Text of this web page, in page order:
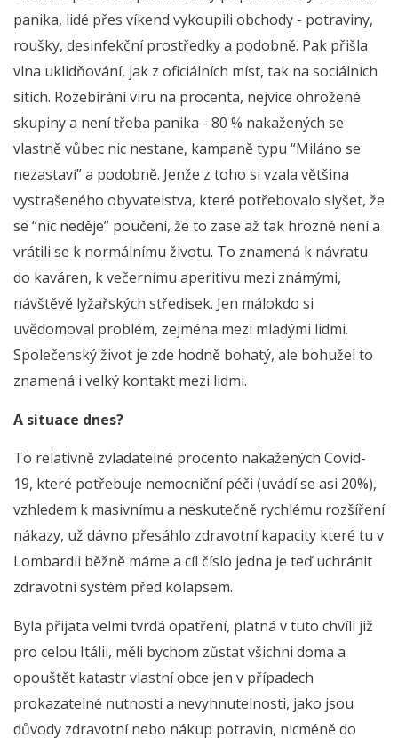
panika, lidé přes víkend vykoupili obchody - potraviny,
roušky, desinfekční prostředky a podobně. Pak přišla
vlna uklidňování, jak z oficiálních míst, tak na sociálních
sítích. Rozebírání viru na procenta, nejvíce ohrožené
skupiny a není třeba panika - 80 % nakažených se
vlastně vůbec nic nestane, kampaně typu “Miláno se
nezastaví” a podobně. Jenže z toho si vzala většina
vystrašeného obyvatelstva, které potřebovalo slyšet, že
se “nic neděje” poučení, že to zase až tak hrozné není a
vrátili se k normálnímu životu. To znamená k návratu
do kaváren, k večernímu aperitivu mezi známými,
návštěvě lyžařských středisek. Jen málokdo si
uvědomoval problém, zejména mezi mladými lidmi.
Společenský život je zde hodně bohatý, ale bohužel to
znamená i velký kontakt mezi lidmi.
A situace dnes?
To relativně zvladatelné procento nakažených Covid-
19, které potřebuje nemocniční péči (uvádí se asi 20%),
vzhledem k masivnímu a neskutečně rychlému rozšíření
nákazy, už dávno přesáhlo zdravotní kapacity které tu v
Lombardii běžně máme a cíl číslo jedna je teď uchránit
zdravotní systém před kolapsem.
Byla přijata velmi tvrdá opatření, platná v tuto chvíli již
pro celou Itálii, měli bychom zůstat všichni doma a
opouštět katastr vlastní obce jen v případech
prokazatelné nutnosti a nevyhnutelnosti, jako jsou
důvody zdravotní nebo nákup potravin, nicméně do